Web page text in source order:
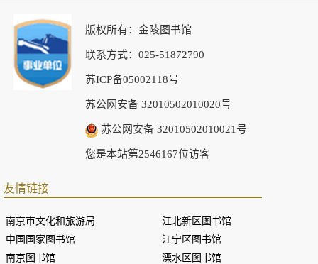
版权所有：金陵图书馆
联系方式：025-51872790
苏ICP备05002118号
苏公网安备 32010502010020号
苏公网安备 32010502010021号
您是本站第2546167位访客
友情链接
南京市文化和旅游局
中国国家图书馆
南京图书馆
江北新区图书馆
江宁区图书馆
溧水区图书馆